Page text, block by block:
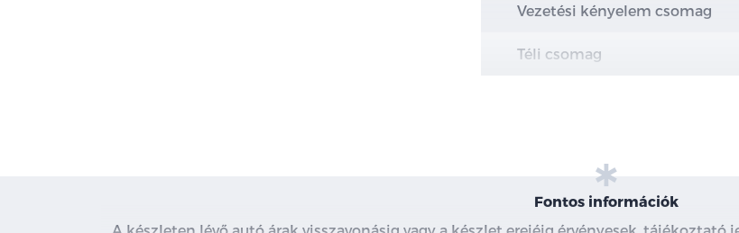
Vezetési kényelem csomag
Téli csomag
Fontos információk
A készleten lévő autó árak visszavonásig vagy a készlet erejéig érvényesek,